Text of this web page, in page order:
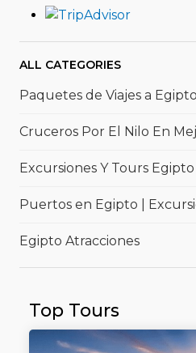
ALL CATEGORIES
Paquetes de Viajes a
Cruceros Por El Nilo En
Excursiones Y Tours Egipto
Puertos en Egipto |
Egipto Atracciones
Top Tours